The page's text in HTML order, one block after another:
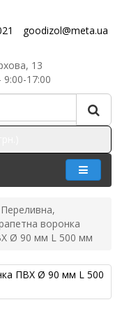
goodizol@meta.ua
13
17:00
Переливна,
воронка
Ø 90 мм L 500 мм